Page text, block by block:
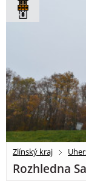
Zlínský kraj
Rozhledna